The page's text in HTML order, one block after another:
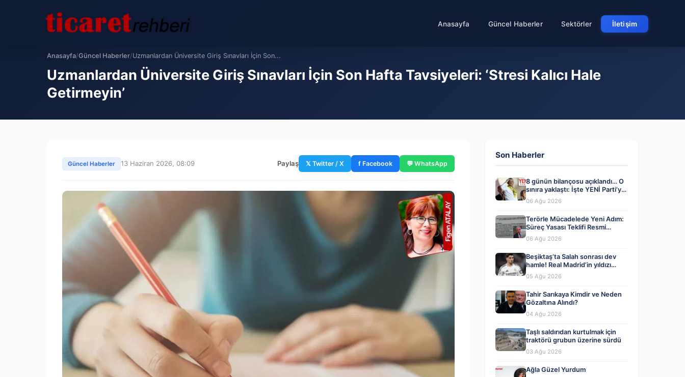
Anasayfa Güncel Haberler Sektörler İletişim
Anasayfa/Güncel Haberler/Uzmanlardan Üniversite Giriş Sınavları İçin Son...
Uzmanlardan Üniversite Giriş Sınavları İçin Son Hafta Tavsiyeleri: ‘Stresi Kalıcı Hale
Getirmeyin’
Güncel Haberler 13 Haziran 2026, 08:09 Paylaş 𝕏 Twitter / X f Facebook 💬 WhatsApp
Son Haberler
8 günün bilançosu açıklandı… O
sınıra yaklaştı: İşte YENİ Parti’ye
bağış kampanyasında son durum
06 Ağu 2026
Terörle Mücadelede Yeni Adım:
Süreç Yasası Teklifi Resmi
Kayıtlara Girdi
06 Ağu 2026
Beşiktaş’ta Salah sonrası dev
hamle! Real Madrid’in yıldızı
geliyor
05 Ağu 2026
Tahir Sarıkaya Kimdir ve Neden
Gözaltına Alındı?
04 Ağu 2026
Taşlı saldırıdan kurtulmak için
traktörü grubun üzerine sürdü
03 Ağu 2026
Ağla Güzel Yurdum